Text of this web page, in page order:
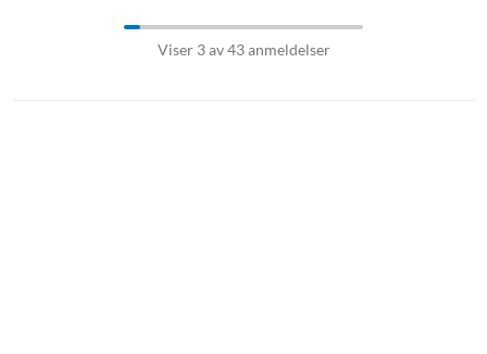
Viser 3 av 43 anmeldelser